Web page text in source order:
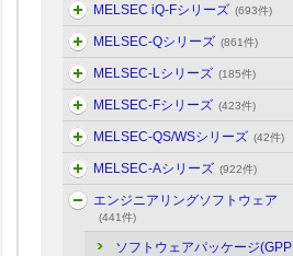
MELSEC iQ-Fシリーズ (693件)
MELSEC-Qシリーズ (861件)
MELSEC-Lシリーズ (185件)
MELSEC-Fシリーズ (423件)
MELSEC-QS/WSシリーズ (42件)
MELSEC-Aシリーズ (922件)
エンジニアリングソフトウェア
(441件)
ソフトウェアパッケージ(GPP